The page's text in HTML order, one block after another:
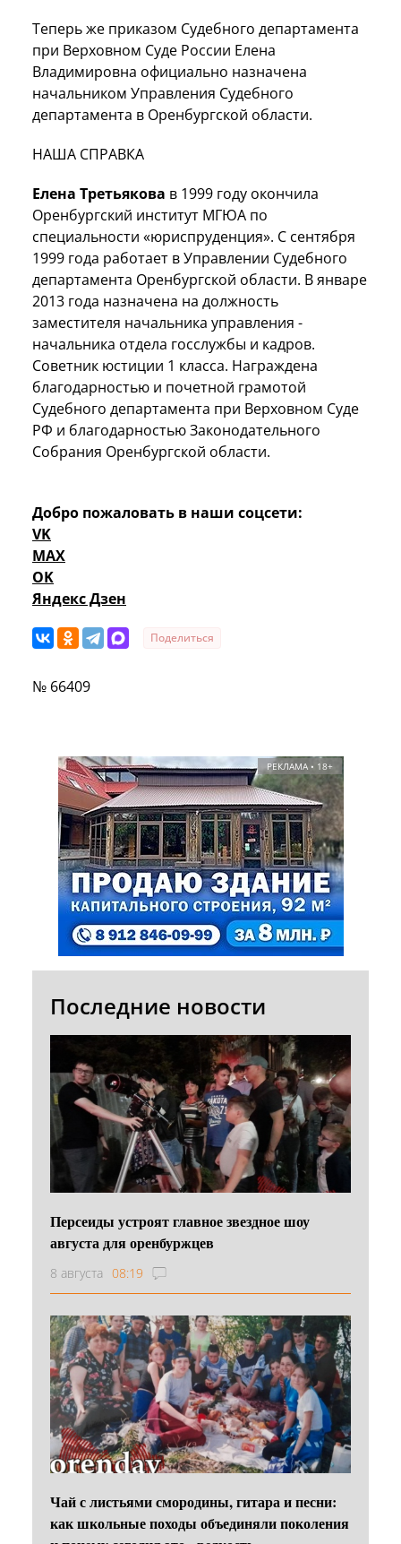
Теперь же приказом Судебного департамента
при Верховном Суде России Елена
Владимировна официально назначена
начальником Управления Судебного
департамента в Оренбургской области.
НАША СПРАВКА
Елена Третьякова в 1999 году окончила
Оренбургский институт МГЮА по
специальности «юриспруденция». С сентября
1999 года работает в Управлении Судебного
департамента Оренбургской области. В январе
2013 года назначена на должность
заместителя начальника управления -
начальника отдела госслужбы и кадров.
Советник юстиции 1 класса. Награждена
благодарностью и почетной грамотой
Судебного департамента при Верховном Суде
РФ и благодарностью Законодательного
Собрания Оренбургской области.
Добро пожаловать в наши соцсети:
VK
MAX
OK
Яндекс Дзен
Поделиться
№ 66409
РЕКЛАМА • 18+
Последние новости
Персеиды устроят главное звездное шоу
августа для оренбуржцев
8 августа 08:19
Чай с листьями смородины, гитара и песни:
как школьные походы объединяли поколения